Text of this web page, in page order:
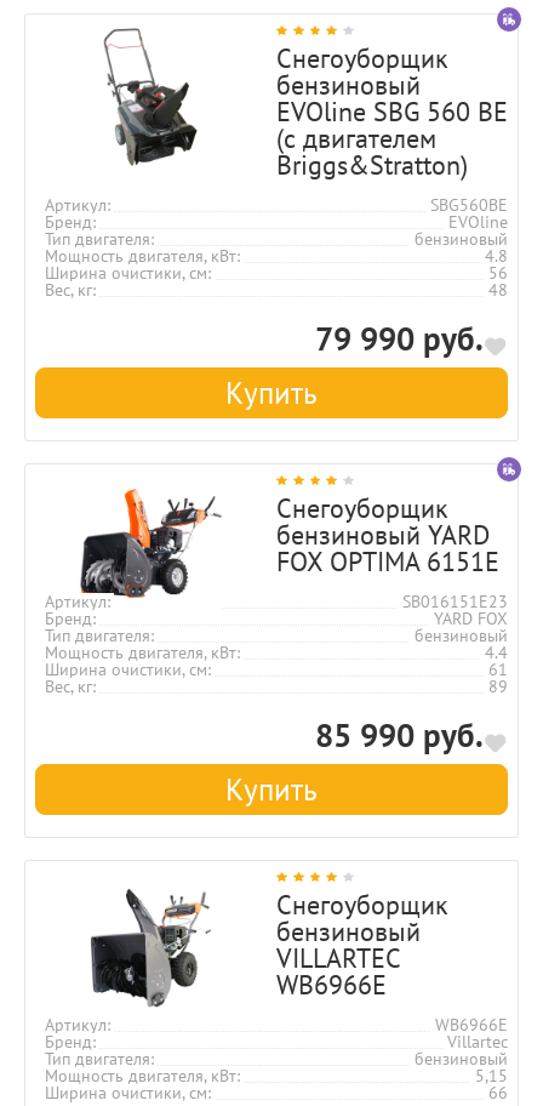
Снегоуборщик
бензиновый
EVOline SBG 560 BE
(с двигателем
Briggs&Stratton)
Артикул SBG560BE
Бренд EVOline
Тип двигателя бензиновый
Мощность двигателя, кВт 4.8
Ширина очистики, см 56
Вес, кг 48
79 990 руб.
Купить
Снегоуборщик
бензиновый YARD
FOX OPTIMA 6151E
Артикул SB016151E23
Бренд YARD FOX
Тип двигателя бензиновый
Мощность двигателя, кВт 4.4
Ширина очистики, см 61
Вес, кг 89
85 990 руб.
Купить
Снегоуборщик
бензиновый
VILLARTEC
WB6966E
Артикул WB6966E
Бренд Villartec
Тип двигателя бензиновый
Мощность двигателя, кВт 5,15
Ширина очистики, см 66